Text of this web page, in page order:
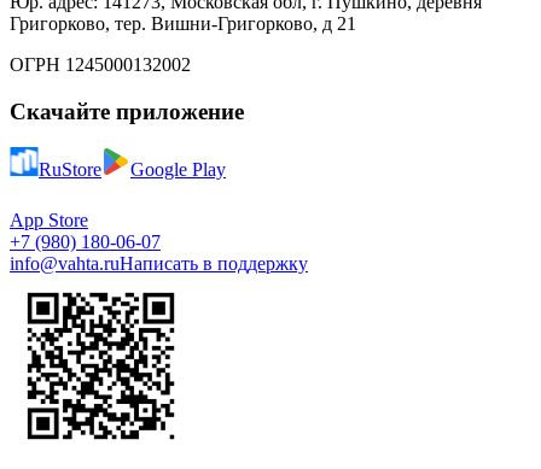
Григорково, тер. Вишни-Григорково, д 21
ОГРН 1245000132002
Скачайте приложение
RuStore Google Play
App Store
+7 (980) 180-06-07
info@vahta.ruНаписать в поддержку